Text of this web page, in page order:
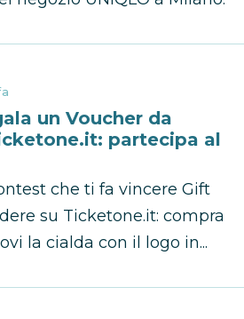
un Voucher da
partecipa al
che ti fa vincere Gift
su Ticketone.it: compra
la cialda con il logo in...